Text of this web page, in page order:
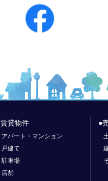
賃貸物件
アパート・マンション
戸建て
駐車場
店舗